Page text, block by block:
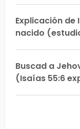
Explicación de
nacido
Buscad a
(Isaías 55:6